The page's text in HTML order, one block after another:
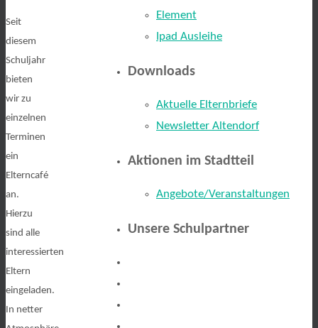
Seit
diesem
Schuljahr
bieten
wir zu
einzelnen
Terminen
ein
Elterncafé
an.
Hierzu
sind alle
interessierten
Eltern
eingeladen.
In netter
Element
Ipad Ausleihe
Downloads
Aktuelle Elternbriefe
Newsletter Altendorf
Aktionen im Stadtteil
Angebote/Veranstaltungen
Unsere Schulpartner